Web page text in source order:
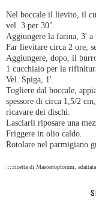
Nel boccale il lievito, il
vel. 3 per 30".
Aggiungere la farina, 3' a
Far lievitare circa 2 ore,
Aggiungere, dopo, il
1 cucchiaio per la
Vel. Spiga, 1'.
Togliere dal boccale,
spessore di circa 1,5/2
ricavare dei dischi.
Lasciarli riposare una
Friggere in olio caldo.
Rotolare nel parmigiano
::::ricetta di Mastertopforum,